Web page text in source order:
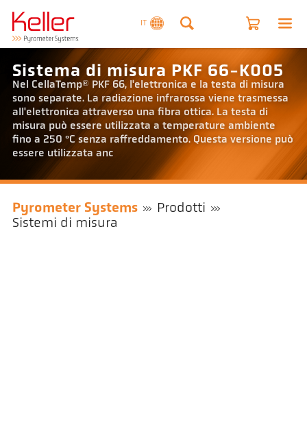
IT
Sistema di misura PKF 66-K005
Nel CellaTemp® PKF 66, l'elettronica e la testa di misura
sono separate. La radiazione infrarossa viene trasmessa
all'elettronica attraverso una fibra ottica. La testa di
misura può essere utilizzata a temperature ambiente
fino a 250 °C senza raffreddamento. Questa versione può
essere utilizzata anc
Pyrometer Systems
Prodotti
Sistemi di misura